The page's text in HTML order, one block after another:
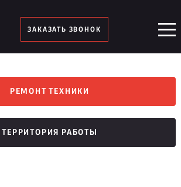
ЗАКАЗАТЬ ЗВОНОК
РЕМОНТ ТЕХНИКИ
ТЕРРИТОРИЯ РАБОТЫ